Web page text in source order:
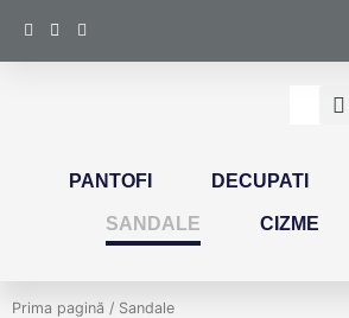
content
PANTOFI DECUPATI
SANDALE CIZME
Prima pagină / Sandale